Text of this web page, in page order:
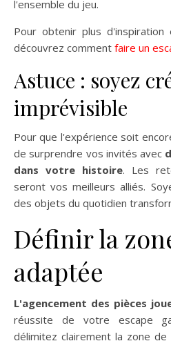
l'ensemble du jeu.
Pour obtenir plus
découvrez comment faire un
Astuce : soyez
imprévisible
Pour que l'expérience soit
de surprendre vos invités avec
dans votre histoire. Les
seront vos meilleurs alliés.
des objets du quotidien
Définir la
adaptée
L'agencement des pièces
réussite de votre escape
délimitez clairement la zone